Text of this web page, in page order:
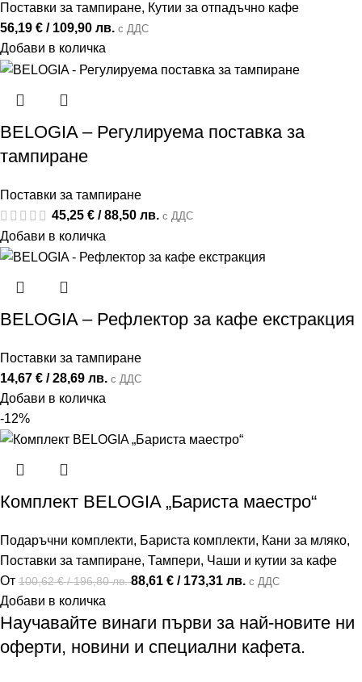
Поставки за тампиране, Кутии за отпадъчно кафе
56,19 € / 109,90 лв. с ДДС
Добави в количка
BELOGIA – Регулируема поставка за
тампиране
Поставки за тампиране
45,25 € / 88,50 лв. с ДДС
Добави в количка
BELOGIA – Рефлектор за кафе екстракция
Поставки за тампиране
14,67 € / 28,69 лв. с ДДС
Добави в количка
-12%
Комплект BELOGIA „Бариста маестро“
Подаръчни комплекти, Бариста комплекти, Кани за мляко,
Поставки за тампиране, Тампери, Чаши и кутии за кафе
От 100,62€/ 196,80 лв.88,61 € / 173,31 лв. с ДДС
Добави в количка
Научавайте винаги първи за най-новите ни
оферти, новини и специални кафета.